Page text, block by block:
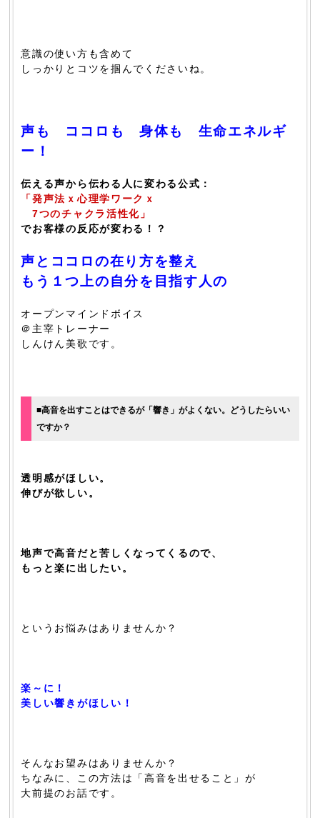
意識の使い方も含めて
しっかりとコツを掴んでくださいね。
声も ココロも 身体も 生命エネルギ
ー！
伝える声から伝わる人に変わる公式：
「発声法ｘ心理学ワークｘ
7つのチャクラ活性化」
でお客様の反応が変わる！？
声とココロの在り方を整え
もう１つ上の自分を目指す人の
オープンマインドボイス
＠主宰トレーナー
しんけん美歌です。
■高音を出すことはできるが「響き」がよくない。どうしたらいい
ですか？
透明感がほしい。
伸びが欲しい。
地声で高音だと苦しくなってくるので、
もっと楽に出したい。
というお悩みはありませんか？
楽～に！
美しい響きがほしい！
そんなお望みはありませんか？
ちなみに、この方法は「高音を出せること」が
大前提のお話です。